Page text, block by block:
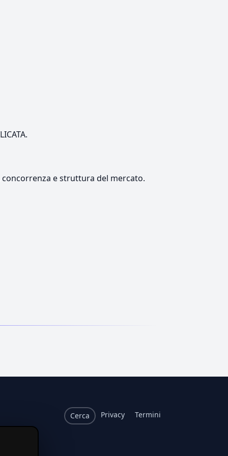
e struttura del mercato.
Cerca Privacy Termini